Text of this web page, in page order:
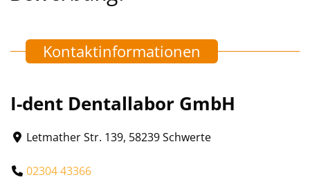
Kontaktinformationen
I-dent Dentallabor GmbH
Letmather Str. 139, 58239 Schwerte
02304 43366